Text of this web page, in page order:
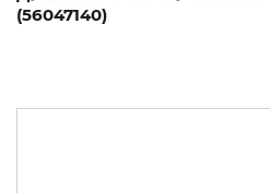
(56047140)